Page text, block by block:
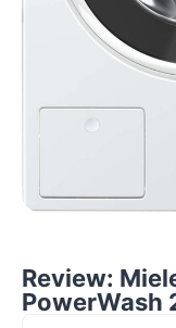
Review:
PowerWash